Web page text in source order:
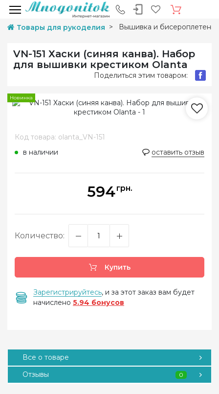
Товары для рукоделия Вышивка и
VN-151 Хаски (синяя канва). Набор
для вышивки крестиком Olanta
Поделиться этим товаром:
Новинка
Код товара: olanta_VN-151
в наличии
оставить отзыв
594грн.
Количество:
Купить
Зарегистрируйтесь, и за этот заказ вам будет
начислено 5.94 бонусов
Все о товаре
Отзывы
0